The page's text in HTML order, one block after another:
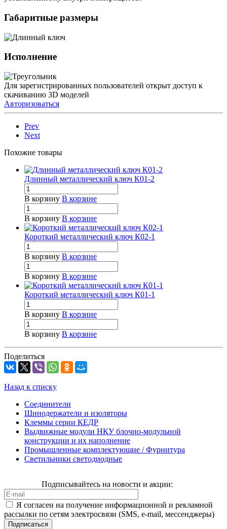
Габаритные размеры
Исполнение
Для зарегистрированных пользователей открыт доступ к
скачиванию 3D моделей
Авторизоваться
Prev
Next
Похожие товары
Длинный металлический ключ К01-2
В корзину В корзине
В корзину В корзине
Короткий металлический ключ К02-1
В корзину В корзине
В корзину В корзине
Короткий металлический ключ К01-1
В корзину В корзине
В корзину В корзине
Поделиться
Назад к списку
Соединители
Шинодержатели и изоляторы
Клеммы серии КЕДР
Выдвижные модули НКУ блочно-модульной
конструкции и их наполнение
Промышленные комплектующие / Фурнитура
Светильники светодиодные
Подписывайтесь на новости и акции:
Я согласен на получение информационной и рекламной
рассылки по сетям электросвязи (SMS, e-mail, мессенджеры)